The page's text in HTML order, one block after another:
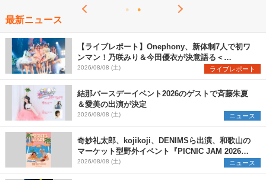
最新ニュース
【ライブレポート】Onephony、新体制7人で初ワ
ンマン！乃咲みり＆今田優衣が決意語る＜
Onephony新体制1st Oneman Live はじまりの夏
＞
2026/08/08 (土) ライブレポート
結那バースデーイベント2026のゲストで斉藤朱夏
＆愛美の出演が決定
2026/08/08 (土) ニュース
奇妙礼太郎、kojikoji、DENIMSら出演、和歌山の
マーケット型野外イベント『PICNIC JAM 2026』
早割チケット発売開始
2026/08/08 (土) ニュース